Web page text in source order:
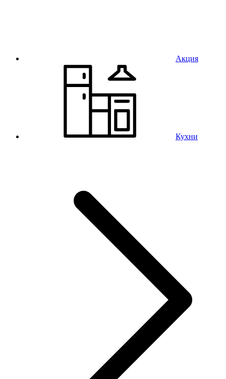
Акция
Кухни